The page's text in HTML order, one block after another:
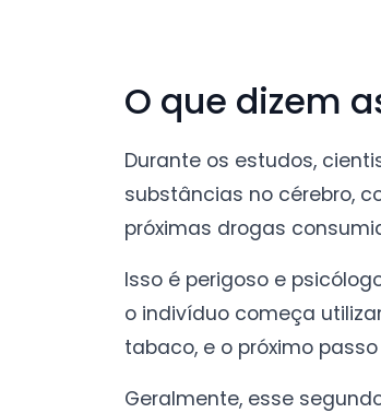
O que dizem
Durante os estudos,
substâncias no cérebro,
próximas drogas
Isso é perigoso e
o indivíduo começa
tabaco, e o próximo
Geralmente, esse